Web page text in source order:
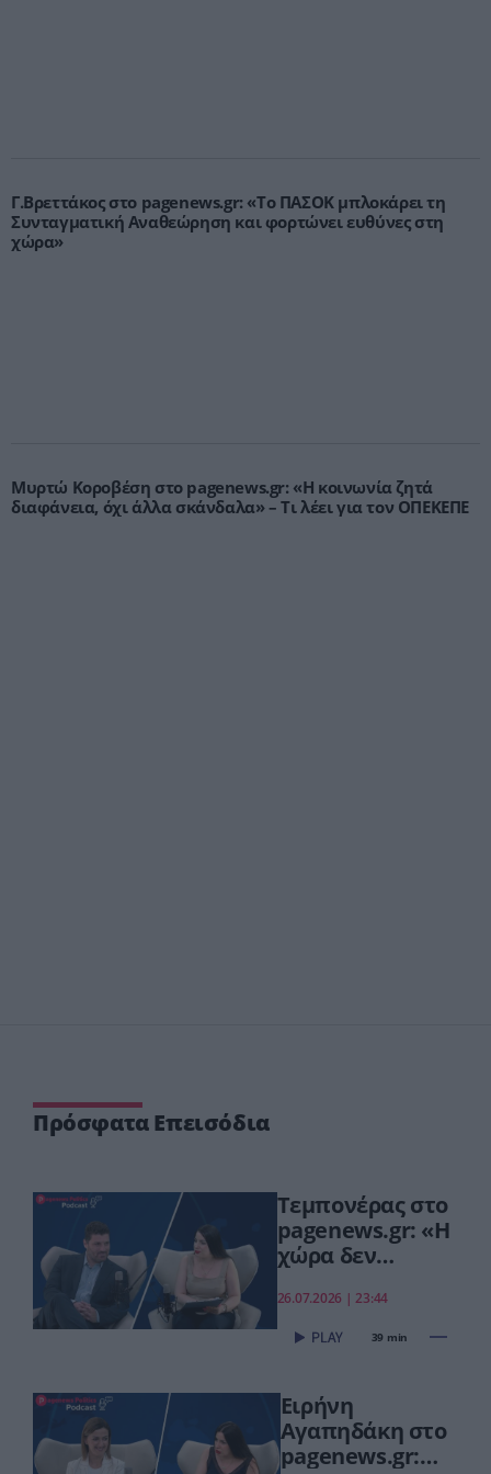
Γ.Βρεττάκος στο pagenews.gr: «Το ΠΑΣΟΚ μπλοκάρει τη
Συνταγματική Αναθεώρηση και φορτώνει ευθύνες στη
χώρα»
Μυρτώ Κοροβέση στο pagenews.gr: «Η κοινωνία ζητά
διαφάνεια, όχι άλλα σκάνδαλα» – Τι λέει για τον ΟΠΕΚΕΠΕ
Πρόσφατα Επεισόδια
Τεμπονέρας στο
pagenews.gr: «Η
χώρα δεν
χαμένη
επταετία»–Τι
ΟΠΕΚΕΠΕ,Τσίπρα
26.07.2026 | 23:44
39 min
Ειρήνη
Αγαπηδάκη στο
pagenews.gr: